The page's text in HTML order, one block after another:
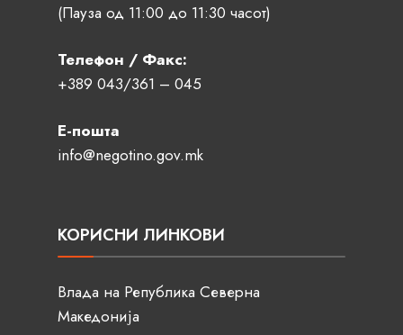
(Пауза од 11:00 до 11:30 часот)
Телефон / Факс:
+389 043/361 – 045
Е-пошта
info@negotino.gov.mk
КОРИСНИ ЛИНКОВИ
Влада на Република Северна
Македонија